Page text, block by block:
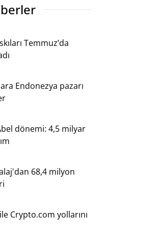
Temmuz’da
Endonezya pazarı
dönemi: 4,5 milyar
68,4 milyon
Crypto.com yollarını